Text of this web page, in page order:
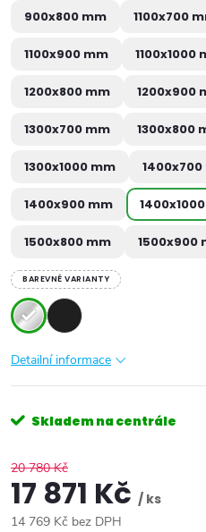
900x800 mm 1100x700
1100x900 mm 1100x1000
1200x800 mm 1200x900
1300x700 mm 1300x800
1300x1000 mm
1400x900 mm
1500x800 mm 1500x900
BAREVNÉ VARIANTY
Detailní informace
Skladem na centrále
20 780 Kč
17 871 Kč / ks
14 769 Kč bez DPH